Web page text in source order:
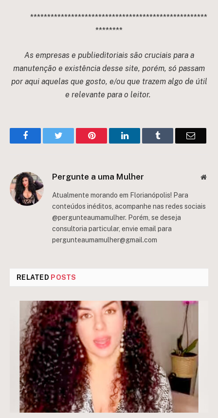
****************************************************
********
As empresas e publieditoriais são cruciais para a
manutenção e existência desse site, porém, só passam
por aqui aquelas que gosto, e/ou que trazem algo de útil
e relevante para o leitor.
FacebookTwitter Pinterest LinkedInTumblr Email
Pergunte a uma Mulher
Atualmente morando em Florianópolis! Para
conteúdos inéditos, acompanhe nas redes sociais
@pergunteaumamulher. Porém, se deseja
consultoria particular, envie email para
pergunteaumamulher@gmail.com
RELATED POSTS